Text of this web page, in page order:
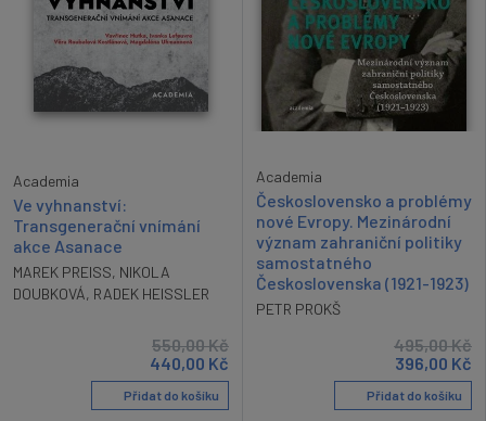
Academia
Ve vyhnanství:
Transgenerační vnímání
akce Asanace
MAREK PREISS, NIKOLA
DOUBKOVÁ, RADEK HEISSLER
550,00Kč
440,00 Kč
Přidat do košíku
Academia
Československo a problémy
nové Evropy. Mezinárodní
význam zahraniční politiky
samostatného
Československa (1921-1923)
PETR PROKŠ
495,00Kč
396,00 Kč
Přidat do košíku